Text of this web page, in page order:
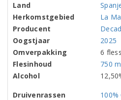
Land
Herkomstgebied
La
Producent
Oogstjaar
2025
Omverpakking
6
Flesinhoud
750
Alcohol
Druivenrassen